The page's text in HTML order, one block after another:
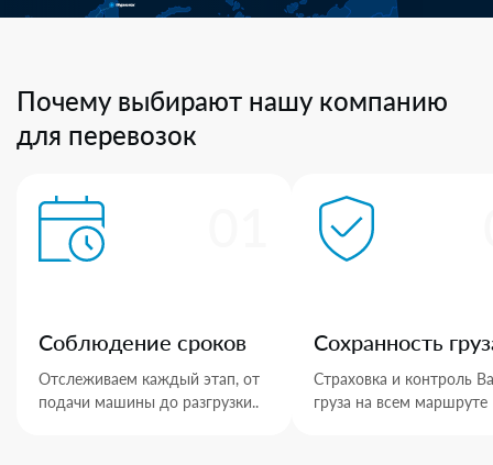
Почему выбирают нашу компанию
для перевозок
Соблюдение сроков
Отслеживаем каждый этап, от
подачи машины до разгрузки..
Сохранность
Страховка и контроль
груза на всем маршруте